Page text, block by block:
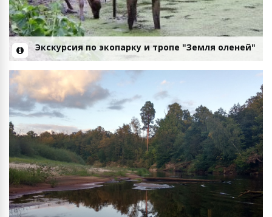
Экскурсия по экопарку и тропе "Земля оленей"